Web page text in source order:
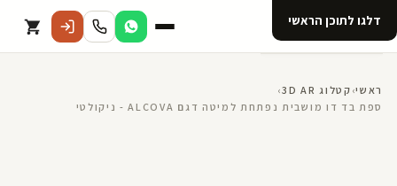
דלגו לתוכן הראשי
קטלוגראשי› קטלוג 3D AR
›
ספת בד דו מושבית נפתחת למיטה דגם ALCOVA - ניקולטי